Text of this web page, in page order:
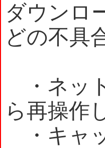
ダウンロ
どの不具
・ネッ
ら再操作
・キャ